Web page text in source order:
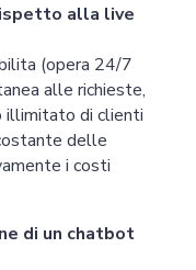
alla live
(opera 24/7
alle richieste,
illimitato di clienti
delle
i costi
di un chatbot